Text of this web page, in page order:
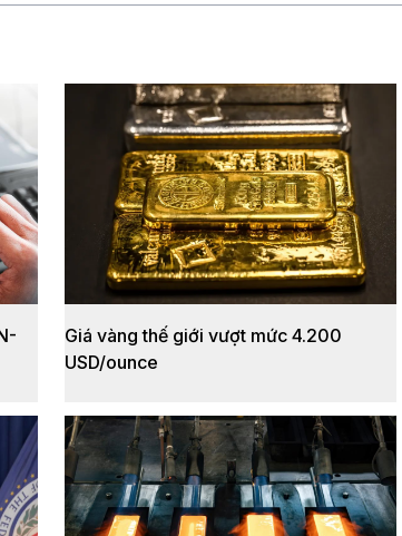
Giá vàng thế giới vượt mức 4.200
USD/ounce